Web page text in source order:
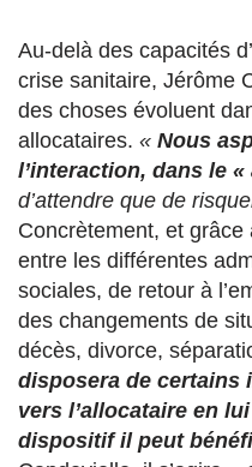
Au-delà des capacités
crise sanitaire, Jérôme
des choses évoluent
allocataires. « Nous
l’interaction, dans le
d’attendre que de
Concrètement, et grâce
entre les différentes
sociales, de retour à
des changements de
décès, divorce,
disposera de certains
vers l’allocataire en
dispositif il peut